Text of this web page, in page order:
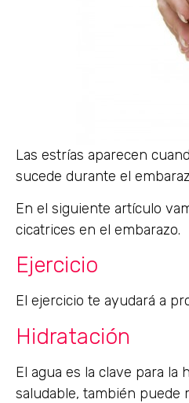
Las estrías aparecen
sucede durante el
En el siguiente artículo
cicatrices en el embarazo.
Ejercicio
El ejercicio te ayudará a
Hidratación
El agua es la clave para
saludable, también puede